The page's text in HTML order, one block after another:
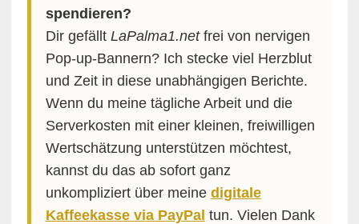
spendieren?
Dir gefällt LaPalma1.netfrei von nervigen
Pop-up-Bannern? Ich stecke viel Herzblut
und Zeit in diese unabhängigen Berichte.
Wenn du meine tägliche Arbeit und die
Serverkosten mit einer kleinen, freiwilligen
Wertschätzung unterstützen möchtest,
kannst du das ab sofort ganz
unkompliziert über meine digitale
Kaffeekasse via PayPal tun. Vielen Dank